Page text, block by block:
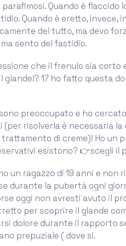
parafimosi. Quando è
Quando è eretto, invece,
del tutto, ma devo
sento del fastidio.
che il frenulo sia corto
glande!? 17 ho fatto questa
preoccupato e ho
(per risolverla è necessaria
di creme)! Ho un
esistono? 👉scegli il
un ragazzo di 19 anni e non
durante la pubertà ogni
oggi non avresti avuto il
per scoprire il glande
dolore durante il rapporto
prepuziale ( dove si.